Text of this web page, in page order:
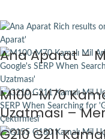
Ana Aparat –
M100-M70
Uzatması –
G210 G211